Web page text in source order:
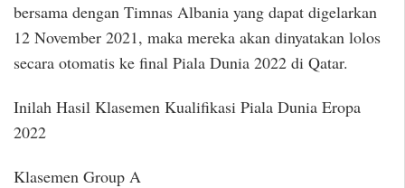
bersama dengan Timnas Albania yang dapat digelarkan
12 November 2021, maka mereka akan dinyatakan lolos
secara otomatis ke final Piala Dunia 2022 di Qatar.
Inilah Hasil Klasemen Kualifikasi Piala Dunia Eropa
2022
Klasemen Group A